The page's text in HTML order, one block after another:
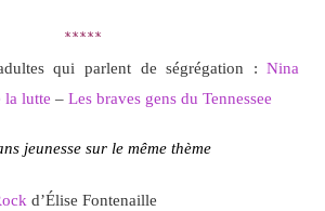
*****
qui parlent de ségrégation :Nina
la lutte – Les braves gens du Tennessee
jeunesse sur le même thème
d’Élise Fontenaille